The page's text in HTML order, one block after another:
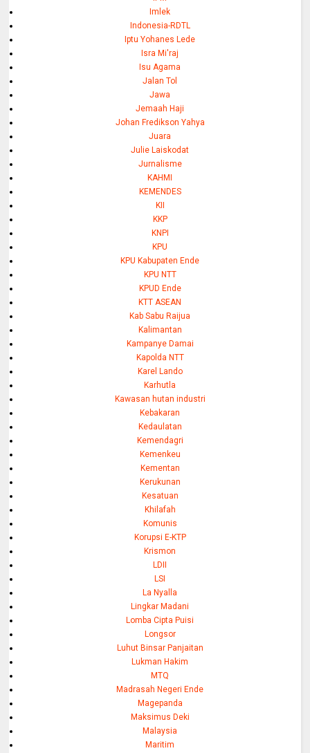
Imlek
Indonesia-RDTL
Iptu Yohanes Lede
Isra Mi'raj
Isu Agama
Jalan Tol
Jawa
Jemaah Haji
Johan Fredikson Yahya
Juara
Julie Laiskodat
Jurnalisme
KAHMI
KEMENDES
KII
KKP
KNPI
KPU
KPU Kabupaten Ende
KPU NTT
KPUD Ende
KTT ASEAN
Kab Sabu Raijua
Kalimantan
Kampanye Damai
Kapolda NTT
Karel Lando
Karhutla
Kawasan hutan industri
Kebakaran
Kedaulatan
Kemendagri
Kemenkeu
Kementan
Kerukunan
Kesatuan
Khilafah
Komunis
Korupsi E-KTP
Krismon
LDII
LSI
La Nyalla
Lingkar Madani
Lomba Cipta Puisi
Longsor
Luhut Binsar Panjaitan
Lukman Hakim
MTQ
Madrasah Negeri Ende
Magepanda
Maksimus Deki
Malaysia
Maritim